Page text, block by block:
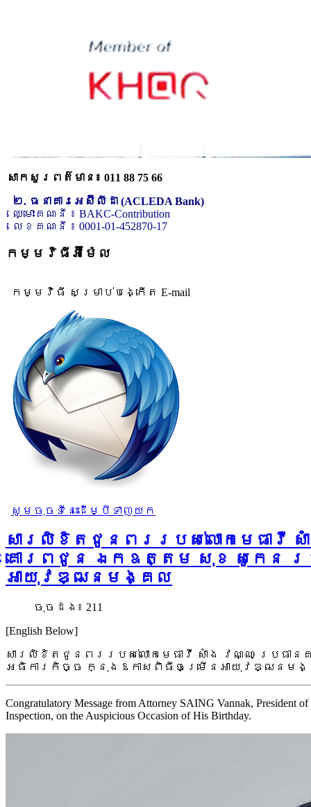
សាកសួរពត៌មាន៖ 011 88 75 66
២. ធនាគារអេស៊ីលីដា (ACLEDA Bank)
ឈ្មោះគណនី ៖ BAKC-Contribution
លេខគណនី ៖ 0001-01-452870-17
កម្មវិធីអ៊ីម៉ែល
កម្មវិធី សម្រាប់បង្កើត E-mail
សូមចុចទីនេះដើម្បីទាញយក
សារលិខិតជូនពររបស់លោកមេធាវី សាំ
គោរពជូន ឯកឧត្តម សុខ សូកេន
អាយុវឌ្ឍនមង្គល
ចុច​ដង៖ 211
[English Below]
សារលិខិតជូនពររបស់លោកមេធាវី សាំង វណ្ណៈ ប្រធា
អធិការកិច្ច ក្នុងឱកាសពិធីចម្រើនអាយុវឌ្ឍនម
Congratulatory Message from Attorney SAING Vannak, President
Inspection, on the Auspicious Occasion of His Birthday.